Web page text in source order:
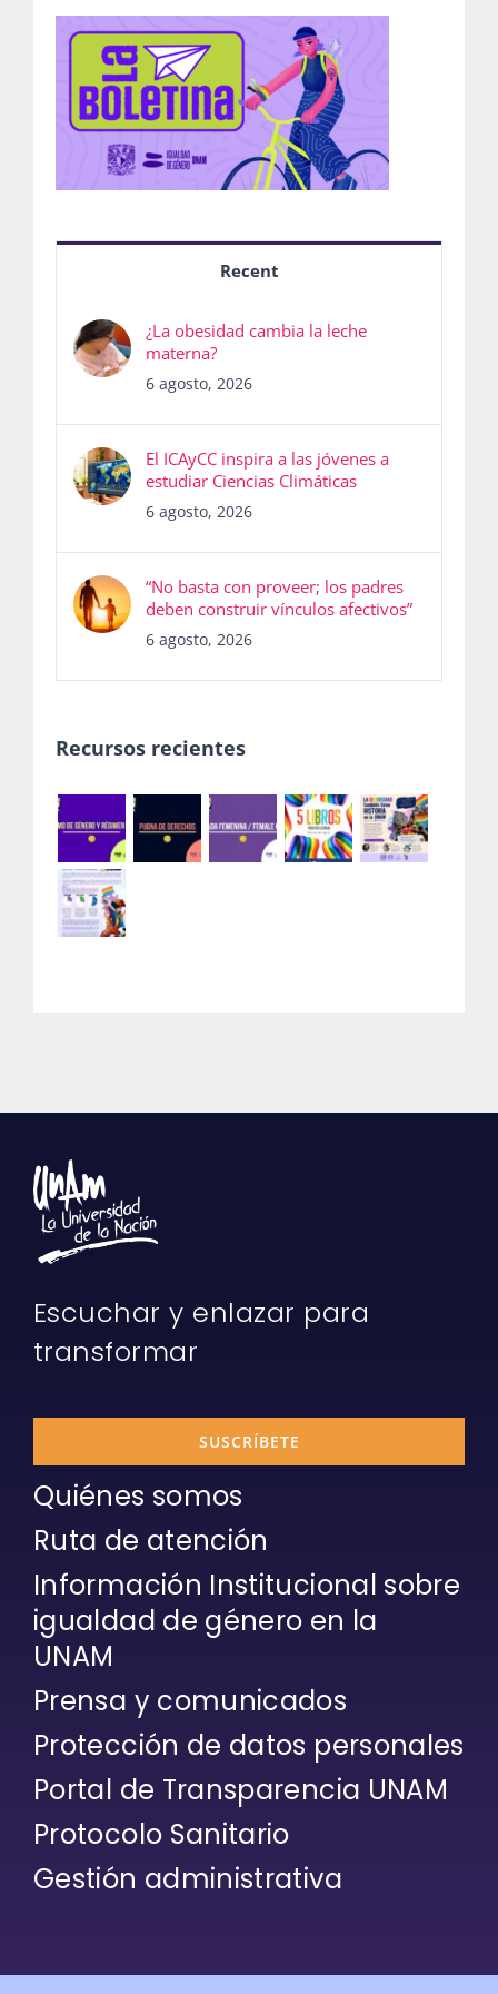
Recent
¿La obesidad cambia la leche
materna?
6 agosto, 2026
El ICAyCC inspira a las jóvenes a
estudiar Ciencias Climáticas
6 agosto, 2026
“No basta con proveer; los padres
deben construir vínculos afectivos”
6 agosto, 2026
Recursos recientes
Escuchar y enlazar para
transformar
SUSCRÍBETE
Quiénes somos
Ruta de atención
Información Institucional sobre
igualdad de género en la
UNAM
Prensa y comunicados
Protección de datos personales
Portal de Transparencia UNAM
Protocolo Sanitario
Gestión administrativa